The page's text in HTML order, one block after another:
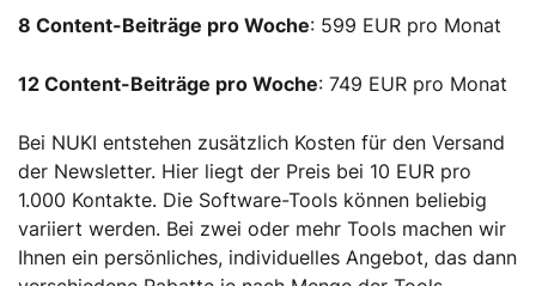
8 Content-Beiträge pro Woche: 599 EUR pro Monat
12 Content-Beiträge pro Woche: 749 EUR pro Monat
Bei NUKI entstehen zusätzlich Kosten für den Versand
der Newsletter. Hier liegt der Preis bei 10 EUR pro
1.000 Kontakte. Die Software-Tools können beliebig
variiert werden. Bei zwei oder mehr Tools machen wir
Ihnen ein persönliches, individuelles Angebot, das dann